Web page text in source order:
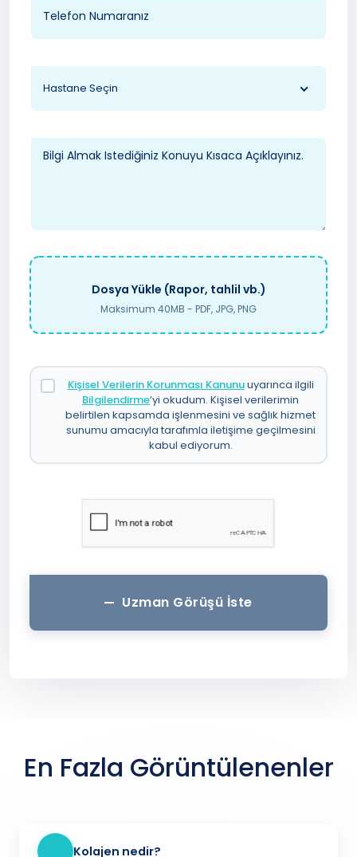
Hastane Seçin
Dosya Yükle (Rapor, tahlil vb.)
Maksimum 40MB - PDF, JPG, PNG
Kişisel Verilerin Korunması Kanunuuyarınca ilgili
Bilgilendirme’yi okudum. Kişisel verilerimin
belirtilen kapsamda işlenmesini ve sağlık hizmet
sunumu amacıyla tarafımla iletişime geçilmesini
kabul ediyorum.
Uzman Görüşü İste
En Fazla Görüntülenenler
Kolajen nedir?